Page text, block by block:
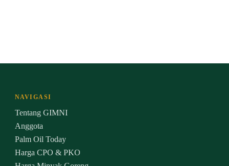
NAVIGASI
Tentang GIMNI
Anggota
Palm Oil Today
Harga CPO & PKO